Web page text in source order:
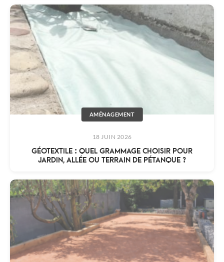
AMÉNAGEMENT
18 JUIN 2026
GÉOTEXTILE : QUEL GRAMMAGE CHOISIR POUR
JARDIN, ALLÉE OU TERRAIN DE PÉTANQUE ?